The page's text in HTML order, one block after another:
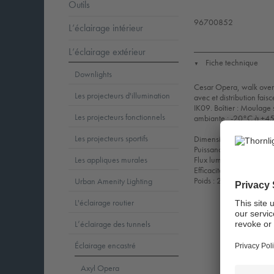
96700852
▼ Fiche technique
Cesar Opera, walk
avec et distribution
IK09. Boîtier : Moulage
ambiante : -20°C à
Dimensions : Ø210 x
Puissance du luminaire:
Flux lumineux du
Efficacité lumineuse du
Poids : 2,94 kg
Outils
L’éclairage intérieur
L’éclairage extérieur
Downlights
Les projecteurs d'illumination
Les projecteurs fonctionnels
Les projecteurs sportifs
Les appliques murales
Urban Amenity Lighting
L'éclairage routier
L’éclairage des tunnels
Éclairage encastré
Axyl Opera